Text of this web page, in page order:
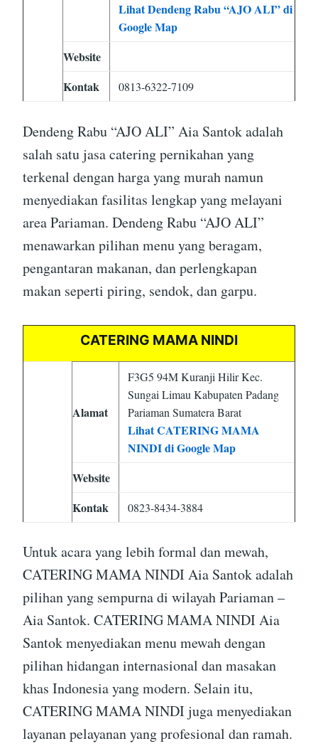
Lihat Dendeng Rabu “AJO ALI” di
Google Map
Website
Kontak
0813-6322-7109
Dendeng Rabu “AJO ALI” Aia Santok adalah
salah satu jasa catering pernikahan yang
terkenal dengan harga yang murah namun
menyediakan fasilitas lengkap yang melayani
area Pariaman. Dendeng Rabu “AJO ALI”
menawarkan pilihan menu yang beragam,
pengantaran makanan, dan perlengkapan
makan seperti piring, sendok, dan garpu.
CATERING MAMA NINDI
Alamat
F3G5 94M Kuranji Hilir Kec.
Sungai Limau Kabupaten Padang
Pariaman Sumatera Barat
Lihat CATERING MAMA
NINDI di Google Map
Website
Kontak
0823-8434-3884
Untuk acara yang lebih formal dan mewah,
CATERING MAMA NINDI Aia Santok adalah
pilihan yang sempurna di wilayah Pariaman –
Aia Santok. CATERING MAMA NINDI Aia
Santok menyediakan menu mewah dengan
pilihan hidangan internasional dan masakan
khas Indonesia yang modern. Selain itu,
CATERING MAMA NINDI juga menyediakan
layanan pelayanan yang profesional dan ramah.